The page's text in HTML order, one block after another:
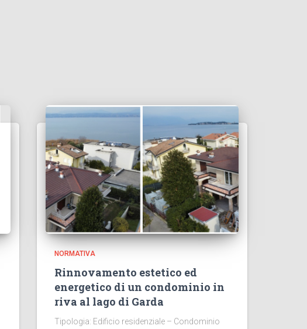
NORMATIVA
Rinnovamento estetico ed
energetico di un condominio in
riva al lago di Garda
Tipologia: Edificio residenziale – Condominio